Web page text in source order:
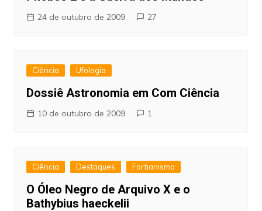
24 de outubro de 2009 27
Ciência Ufologia
Dossiê Astronomia em Com Ciência
10 de outubro de 2009 1
Ciência Destaques Fortianismo
O Óleo Negro de Arquivo X e o
Bathybius haeckelii